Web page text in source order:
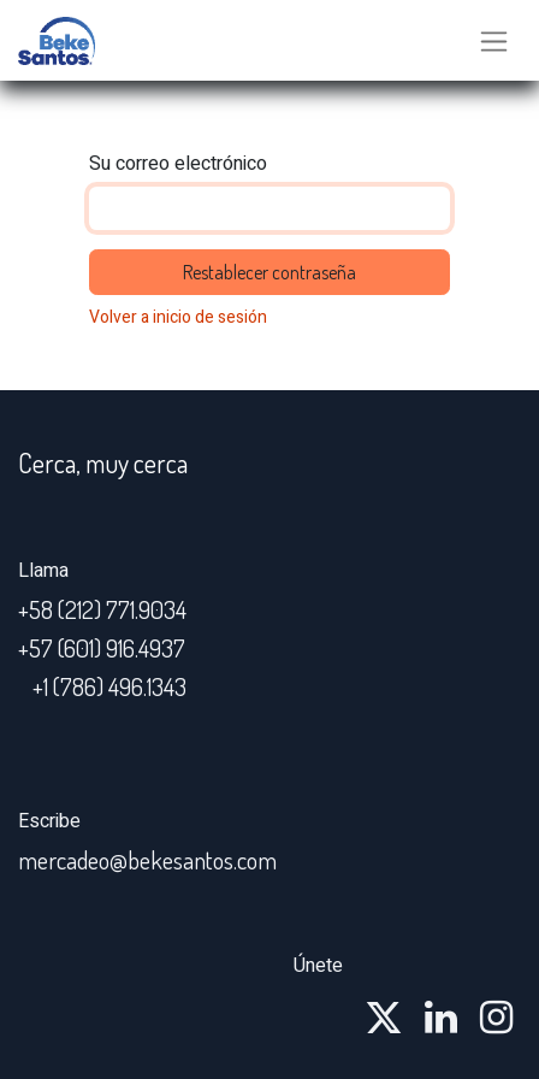
Su correo electrónico
Restablecer contraseña
Volver a inicio de sesión
Cerca, muy cerca
Llama
+58 (212) 771.9034
+57 (601) 916.4937
+1 (786) 496.1343
Escribe
mercadeo@bekesantos.com
Únete